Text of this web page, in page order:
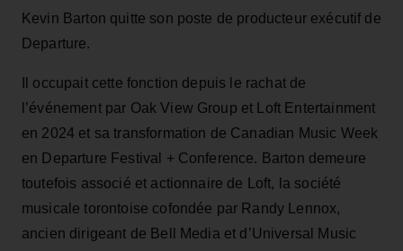
Kevin Barton quitte son poste de producteur exécutif de
Departure.
Il occupait cette fonction depuis le rachat de
l’événement par Oak View Group et Loft Entertainment
en 2024 et sa transformation de Canadian Music Week
en Departure Festival + Conference. Barton demeure
toutefois associé et actionnaire de Loft, la société
musicale torontoise cofondée par Randy Lennox,
ancien dirigeant de Bell Media et d’Universal Music